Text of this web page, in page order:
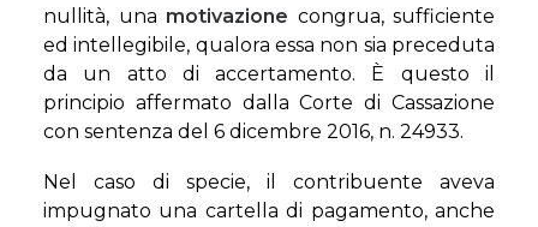
nullità, una motivazione congrua, sufficiente
ed intellegibile, qualora essa non sia preceduta
da un atto di accertamento. È questo il
principio affermato dalla Corte di Cassazione
con sentenza del 6 dicembre 2016, n. 24933.
Nel caso di specie, il contribuente aveva
impugnato una cartella di pagamento, anche